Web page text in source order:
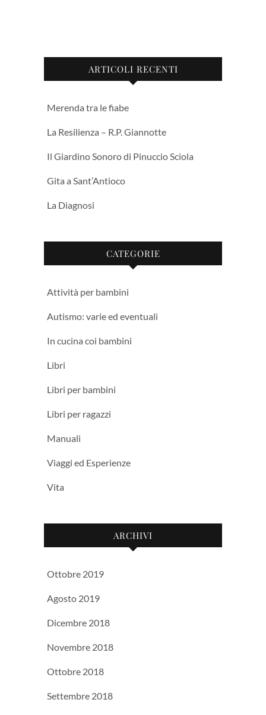
ARTICOLI RECENTI
Merenda tra le fiabe
La Resilienza – R.P. Giannotte
Il Giardino Sonoro di Pinuccio Sciola
Gita a Sant’Antioco
La Diagnosi
CATEGORIE
Attività per bambini
Autismo: varie ed eventuali
In cucina coi bambini
Libri
Libri per bambini
Libri per ragazzi
Manuali
Viaggi ed Esperienze
Vita
ARCHIVI
Ottobre 2019
Agosto 2019
Dicembre 2018
Novembre 2018
Ottobre 2018
Settembre 2018